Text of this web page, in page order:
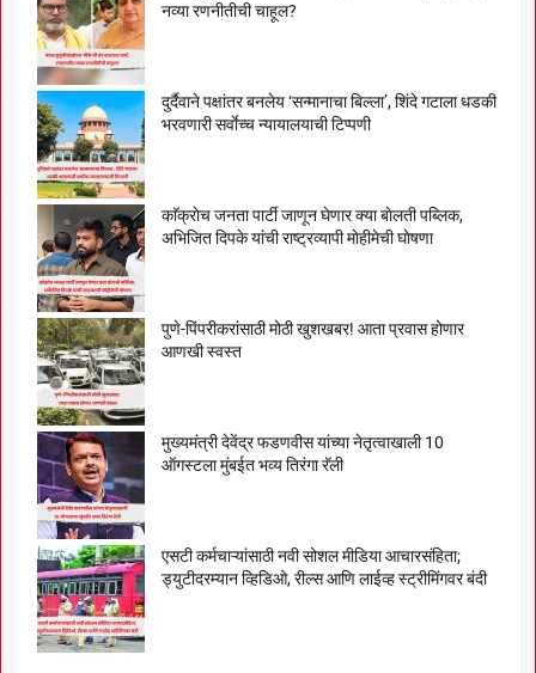
नव्या रणनीतीची चाहूल?
दुर्दैवाने पक्षांतर बनलेय ‘सन्मानाचा बिल्ला’, शिंदे गटाला धडकी
भरवणारी सर्वाेच्च न्यायालयाची टिप्पणी
काॅक्राेच जनता पार्टी जाणून घेणार क्या बाेलती पब्लिक,
अभिजित दिपके यांची राष्ट्रव्यापी माेहीमेची घाेषणा
पुणे-पिंपरीकरांसाठी मोठी खुशखबर! आता प्रवास होणार
आणखी स्वस्त
मुख्यमंत्री देवेंद्र फडणवीस यांच्या नेतृत्वाखाली 10
ऑगस्टला मुंबईत भव्य तिरंगा रॅली
एसटी कर्मचाऱ्यांसाठी नवी सोशल मीडिया आचारसंहिता;
ड्युटीदरम्यान व्हिडिओ, रील्स आणि लाईव्ह स्ट्रीमिंगवर बंदी